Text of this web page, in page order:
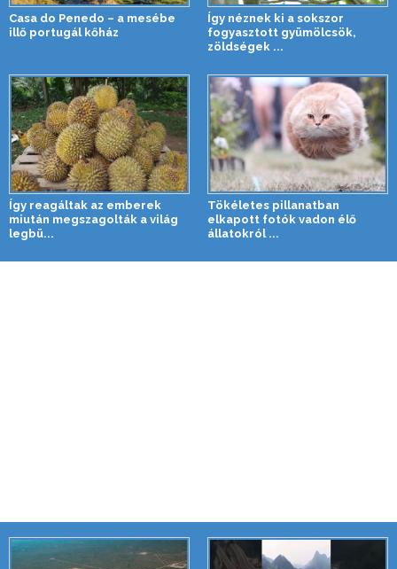
Casa do Penedo – a mesébe
illő portugál kőház
Így néznek ki a sokszor
fogyasztott gyümölcsök,
zöldségek ...
Így reagáltak az emberek
miután megszagolták a világ
legbü...
Tökéletes pillanatban
elkapott fotók vadon élő
állatokról ...